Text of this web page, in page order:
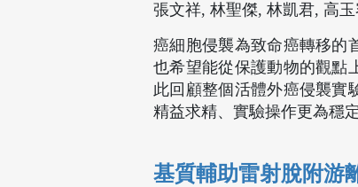
張文祥, 林聖傑, 林凱君, 高玉
癌細胞侵襲為致命癌轉移的
也希望能從保護動物的觀點
此回顧整個活體外癌侵襲實
精益求精、實驗操作更為穩
基質輔助雷射脫附游